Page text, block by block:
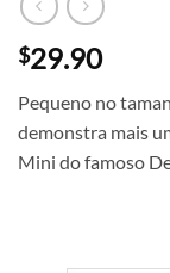
$29.90
Pequeno no
demonstra mais
Mini do famoso